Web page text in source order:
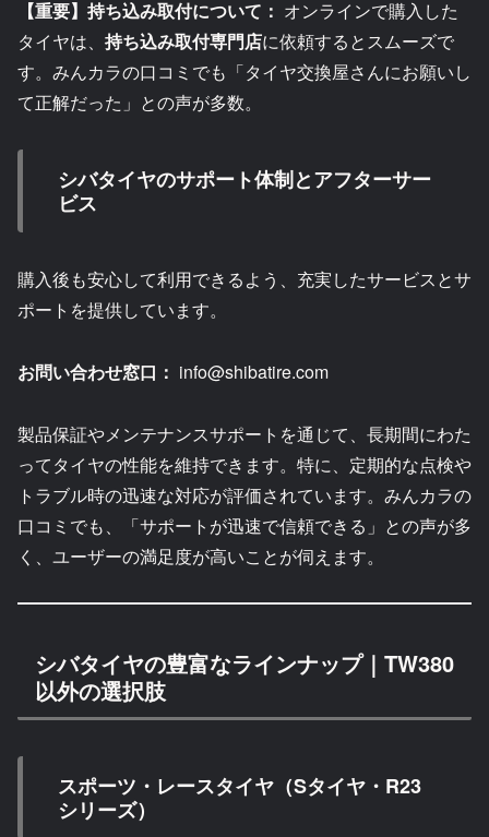
【重要】持ち込み取付について： オンラインで購入した
タイヤは、 持ち込み取付専門店に依頼するとスムーズで
す。みんカラの口コミでも「タイヤ交換屋さんにお願いし
て正解だった」との声が多数。
シバタイヤのサポート体制とアフターサー
ビス
購入後も安心して利用できるよう、充実したサービスとサ
ポートを提供しています。
お問い合わせ窓口： info@shibatire.com
製品保証やメンテナンスサポートを通じて、長期間にわた
ってタイヤの性能を維持できます。特に、定期的な点検や
トラブル時の迅速な対応が評価されています。みんカラの
口コミでも、「サポートが迅速で信頼できる」との声が多
く、ユーザーの満足度が高いことが伺えます。
シバタイヤの豊富なラインナップ｜TW380
以外の選択肢
スポーツ・レースタイヤ（Sタイヤ・R23
シリーズ）